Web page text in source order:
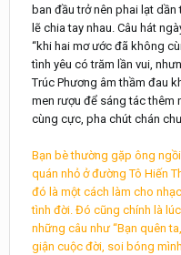
ban đầu trở nên phai lạt
lẽ chia tay nhau. Câu hát
“khi hai mơ ước đã không
tình yêu có trăm lần vui,
Trúc Phương âm thầm đau
men rượu để sáng tác thêm
cùng cực, pha chút chán
Bạn bè thường gặp ông
quán nhỏ ở đường Tô Hiến
đó là một cách làm cho
tình đời. Đó cũng chính là
những câu như “Bạn quên
giận cuộc đời, soi bóng